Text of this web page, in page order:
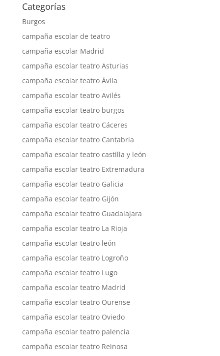
Categorías
Burgos
campaña escolar de teatro
campaña escolar Madrid
campaña escolar teatro Asturias
campaña escolar teatro Ávila
campaña escolar teatro Avilés
campaña escolar teatro burgos
campaña escolar teatro Cáceres
campaña escolar teatro Cantabria
campaña escolar teatro castilla y león
campaña escolar teatro Extremadura
campaña escolar teatro Galicia
campaña escolar teatro Gijón
campaña escolar teatro Guadalajara
campaña escolar teatro La Rioja
campaña escolar teatro león
campaña escolar teatro Logroño
campaña escolar teatro Lugo
campaña escolar teatro Madrid
campaña escolar teatro Ourense
campaña escolar teatro Oviedo
campaña escolar teatro palencia
campaña escolar teatro Reinosa